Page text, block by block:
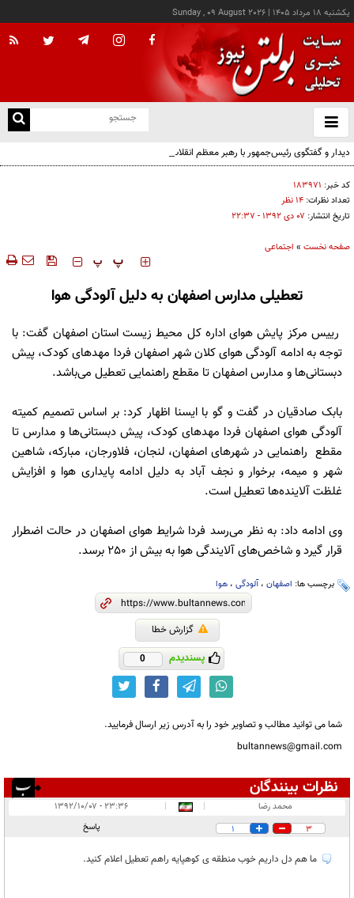
يکشنبه ۱۸ مرداد ۱۴۰۵ |
Sunday , 09 August 2026
باز
و
دیدار و گفتگوی رئیس‌جمهور با رهبر معظم انقلاب درباره مسائل اقتصادی و نظامی کشور
کد خبر: ۱۸۳۹۷۱
تعداد نظرات: ۱۴ نظر
تاریخ انتشار: ۰۷ دی ۱۳۹۲ - ۲۲:۳۷
صفحه نخست » اجتماعی
‍‍‍ پ پ
تعطیلی مدارس اصفهان به دلیل آلودگی هوا
رییس مرکز پایش هوای اداره کل محیط زیست استان اصفهان گفت: با
توجه به ادامه آلودگی هوای کلان شهر اصفهان فردا مهدهای کودک، پیش
دبستانی‌ها و مدارس اصفهان تا مقطع راهنمایی تعطیل می‌باشد.
بابک صادقیان در گفت و گو با ایسنا اظهار کرد: بر اساس تصمیم کمیته
آلودگی هوای اصفهان فردا مهدهای کودک، پیش دبستانی‌ها و مدارس تا
مقطع راهنمایی در شهرهای اصفهان، لنجان، فلاورجان، مبارکه، شاهین
شهر و میمه، برخوار و نجف آباد به دلیل ادامه پایداری هوا و افزایش
غلظت آلاینده‌ها تعطیل است.
وی ادامه داد: به نظر می‌رسد فردا شرایط هوای اصفهان در حالت اضطرار
قرار گیرد و شاخص‌های آلایندگی هوا به بیش از 250 برسد.
برچسب ها: اصفهان ،آلودگی ، هوا
گزارش خطا
پسندیدم 0
شما می توانید مطالب و تصاویر خود را به آدرس زیر ارسال فرمایید.
bultannews@gmail.com
نظرات بینندگان
در انتظار بررسی:۱
محمد رضا |
|
۲۳:۳۶ - ۱۳۹۲/۱۰/۰۷
3
1 پاسخ
ما هم دل داریم خوب منطقه ی کوهپایه راهم تعطیل اعلام کنید.